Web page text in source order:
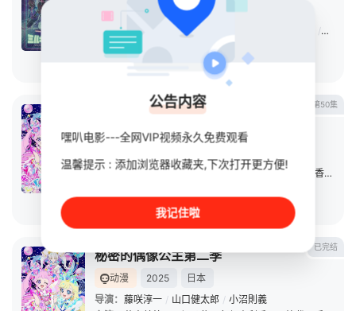
导演：
龟山阳平
主演：寺泽百花 永濑安奈 / 小市真
立即播放
第50集
秘密的偶像公主 第二季
动漫 2025
日本
导演：藤咲淳一 / 山口健太郎 / 小沼則義
主演： 藤寺美德 / 平塚纱依 / 久保由利香 / 日比优理香 /
立即播放
已完结
秘密的偶像公主第二季
动漫 2025
日本
导演： 藤咲淳一 / 山口健太郎 / 小沼則義
公告内容
嘿叭电影---全网VIP视频永久免费观看
温馨提示 : 添加浏览器收藏夹,下次打开更方便!
我记住啦